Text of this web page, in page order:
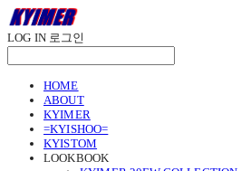
LOG IN 로그인
HOME
ABOUT
KYIMER
=KYISHOO=
KYISTOM
LOOKBOOK